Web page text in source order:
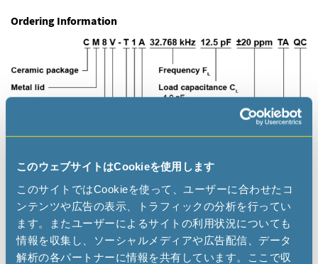
このウェブサイトはCookieを使用します
このサイトではCookieを使って、ユーザーに合わせたコ
ンテンツや広告の表示、トラフィックの分析を行ってい
ます。またユーザーによるサイトの利用状況についても
情報を収集し、ソーシャルメディアや広告配信、データ
解析の各パートナーに情報を共有しています。ここで収
Ordering Information